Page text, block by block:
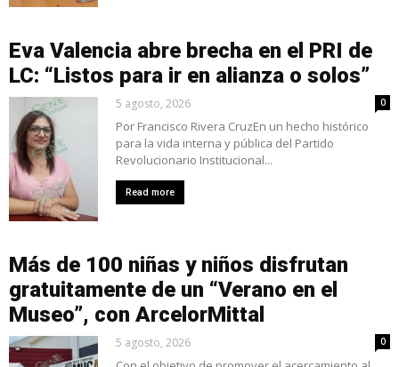
Eva Valencia abre brecha en el PRI de
LC: “Listos para ir en alianza o solos”
5 agosto, 2026 0
Por Francisco Rivera CruzEn un hecho histórico
para la vida interna y pública del Partido
Revolucionario Institucional...
Read more
Más de 100 niñas y niños disfrutan
gratuitamente de un “Verano en el
Museo”, con ArcelorMittal
5 agosto, 2026 0